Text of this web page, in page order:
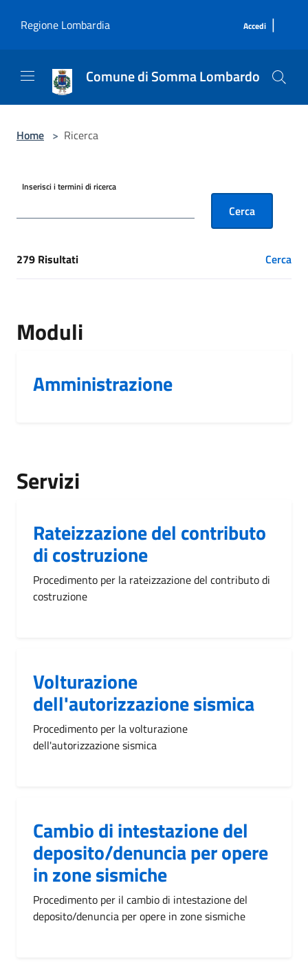
Regione Lombardia
Accedi |
Comune di Somma Lombardo
Home > Ricerca
Inserisci i termini di ricerca
Cerca
[results] Risultati
279 Risultati Cerca
Moduli
Amministrazione
Servizi
Rateizzazione del contributo
di costruzione
Procedimento per la rateizzazione del contributo di
costruzione
Volturazione
dell'autorizzazione sismica
Procedimento per la volturazione
dell'autorizzazione sismica
Cambio di intestazione del
deposito/denuncia per opere
in zone sismiche
Procedimento per il cambio di intestazione del
deposito/denuncia per opere in zone sismiche